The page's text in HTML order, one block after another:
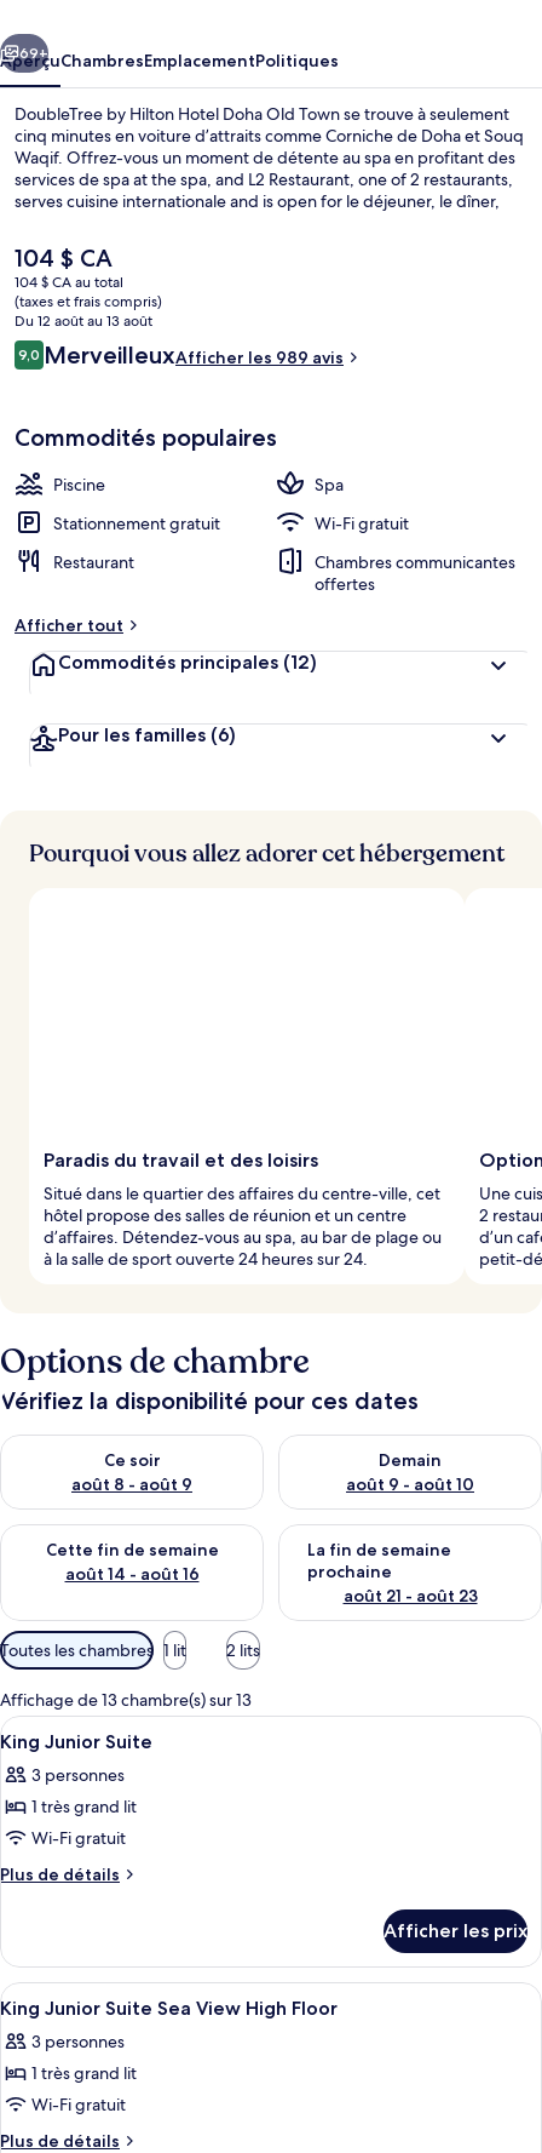
Hotel
Doha
Old
Town
Suivant
69+
AperçuChambresEmplacementPolitiques
DoubleTree by Hilton Hotel Doha Old Town se trouve à seulement
cinq minutes en voiture d’attraits comme Corniche de Doha et Souq
Waqif. Offrez-vous un moment de détente au spa en profitant des
services de spa at the spa, and L2 Restaurant, one of 2 restaurants,
serves cuisine internationale and is open for le déjeuner, le dîner,
centre d’entraînement physique ouvert en tout temps comptent
parmi les autres points saillants de hôtel de luxe. Les autres
voyageurs apprécient vraiment le personnel serviable. Le transport
en commun se trouve à proximité : National Museum Station est à
seulement 10 minutes à pied.
Le
prix
actuel
est
de 104 $ CA
104 $ CA
104 $ CA au total
(taxes et frais compris)
Du 12 août au 13 août
Avis
9,09,0 sur 10 –
MerveilleuxAfficher les 989 avis
Commodités populaires
Piscine
Spa
Stationnement gratuit
Wi-Fi gratuit
Restaurant
Chambres communicantes
offertes
Afficher tout
Commodités principales (12)
Pour les familles (6)
Pourquoi vous allez adorer cet hébergement
Paradis du travail et des loisirs
Situé dans le quartier des affaires du centre-ville, cet
hôtel propose des salles de réunion et un centre
d’affaires. Détendez-vous au spa, au bar de plage ou
à la salle de sport ouverte 24 heures sur 24.
Une
2
d’un
petit-
Options de chambre
Vérifiez la disponibilité pour ces dates
Ce soir
août 8 - août 9
Vérifier la disponibilité pour ce soir août 8 - août 9
Demain
août 9 - août 10
Vérifier la disponibilité pour
Cette fin de semaine
août 14 - août 16
Vérifier la disponibilité pour cette fin de semaine août 14 -
La fin de semaine
prochaine
août 21 - août 23
Vérifier la disponibilité pour
Filtres
disponibles
pour
les
chambres
Toutes les chambres 1 lit 2 lits
Affichage de 13 chambre(s) sur 13
Afficher
toutes
les
photos
pour
ce
chambre :
King
Junior
Suite
Literie de qualité, minibar, coffre-
11
King Junior Suite
3 personnes
1 très grand lit
Wi-Fi gratuit
Plus de détails
Plus
King
Junior
Suite
Afficher les prix
Afficher
toutes
les
photos
pour
ce
Salle de bain | Articles de toilette
4
King Junior Suite Sea View High Floor
3 personnes
1 très grand lit
Wi-Fi gratuit
Plus de détails
Plus